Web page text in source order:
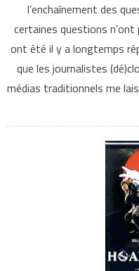
l’enchaînement des
certaines questions
ont été il y a longtemps
que les journalistes
médias traditionnels me